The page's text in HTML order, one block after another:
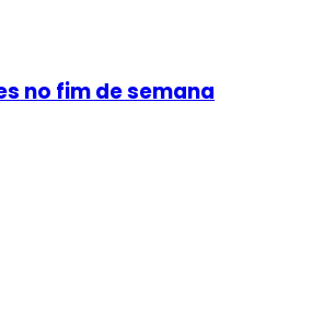
no fim de semana